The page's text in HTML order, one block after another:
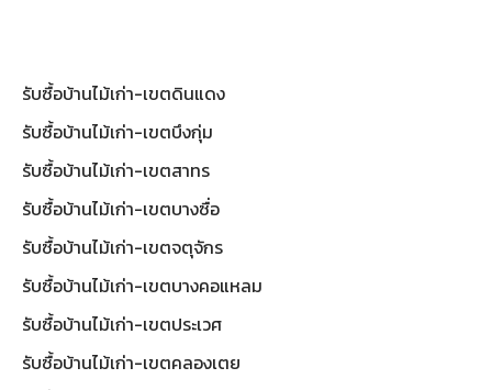
รับซื้อบ้านไม้เก่า-เขตดินแดง
รับซื้อบ้านไม้เก่า-เขตบึงกุ่ม
รับซื้อบ้านไม้เก่า-เขตสาทร
รับซื้อบ้านไม้เก่า-เขตบางซื่อ
รับซื้อบ้านไม้เก่า-เขตจตุจักร
รับซื้อบ้านไม้เก่า-เขตบางคอแหลม
รับซื้อบ้านไม้เก่า-เขตประเวศ
รับซื้อบ้านไม้เก่า-เขตคลองเตย